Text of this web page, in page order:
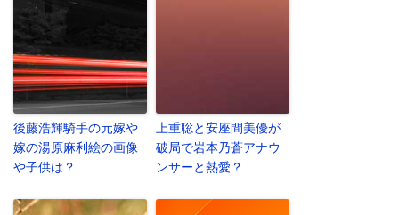
後藤浩輝騎手の元嫁や
嫁の湯原麻利絵の画像
や子供は？
上重聡と安座間美優が
破局で岩本乃蒼アナウ
ンサーと熱愛？